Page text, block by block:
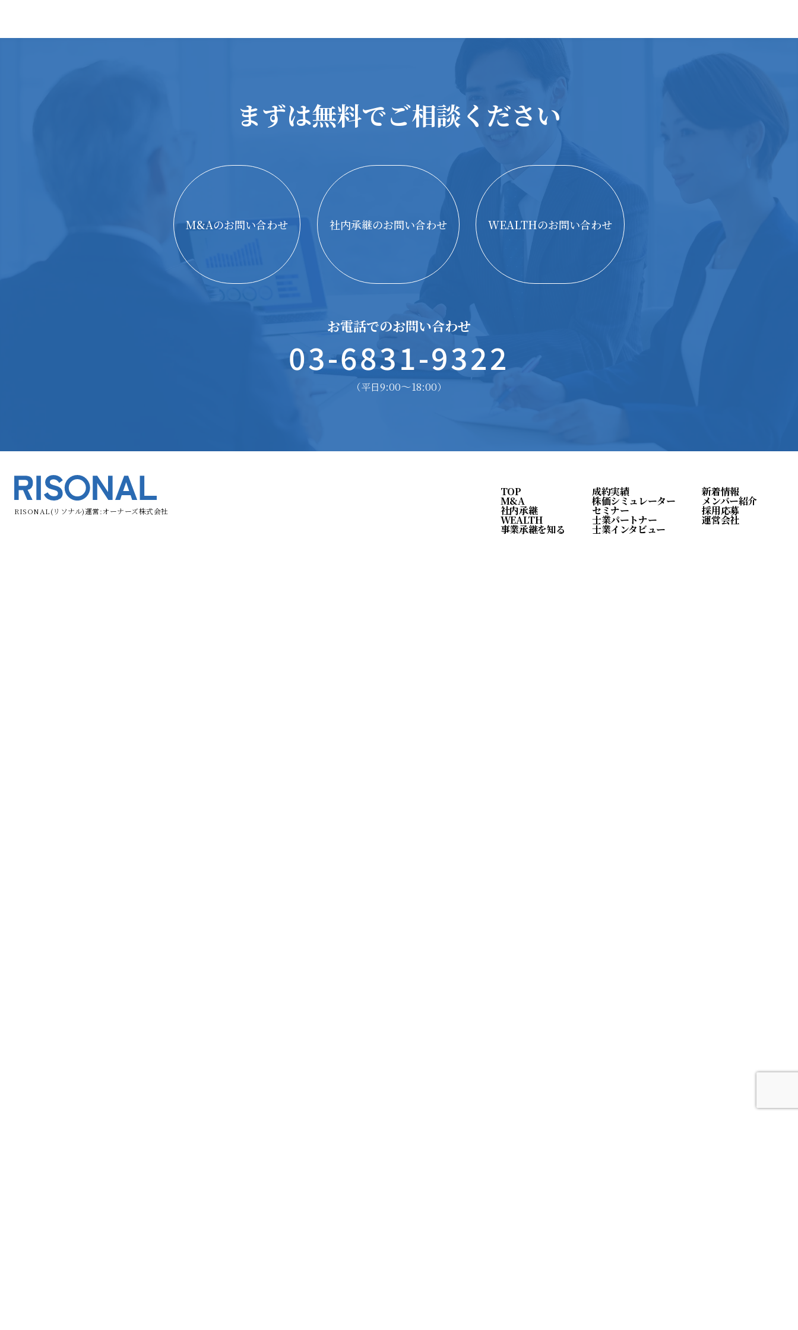
まずは無料でご相談ください
M&Aのお問い合わせ 社内承継のお問い合わせ WEALTHのお問い合わせ
お電話でのお問い合わせ
03-6831-9322
（平日9:00〜18:00）
RISONAL(リソナル)運営:オーナーズ株式会社
TOP
M&A
社内承継
WEALTH
事業承継を知る
成約実績
株価シミュレーター
セミナー
士業パートナー
士業インタビュー
新着情報
メンバー紹介
採用応募
運営会社